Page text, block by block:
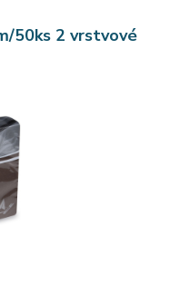
50ks 2 vrstvové